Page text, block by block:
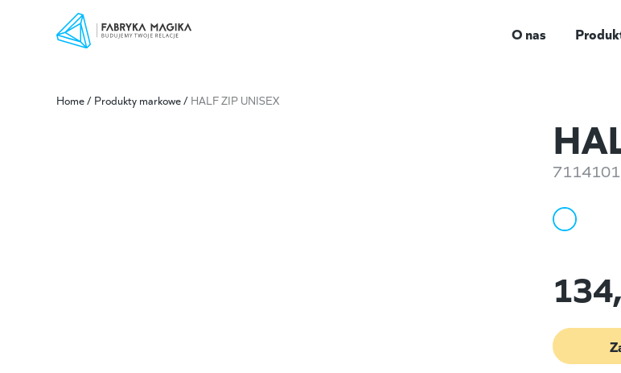
O nas
Home/ Produkty markowe/ HALF ZIP UNISEX